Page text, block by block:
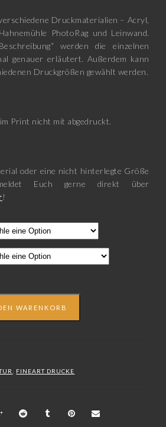
Druckmaterialien – Acryl,
PhotoRag und Leinwand.
werden die einzelnen
genauer erläutert. Außerdem kann
Druckgrößen gewählt werden.
Print nicht mit abgedruckt.
oder eine nicht hinterlegte Größe
Euch gerne direkt über
!
WARENKORB
FINEART DRUCKE